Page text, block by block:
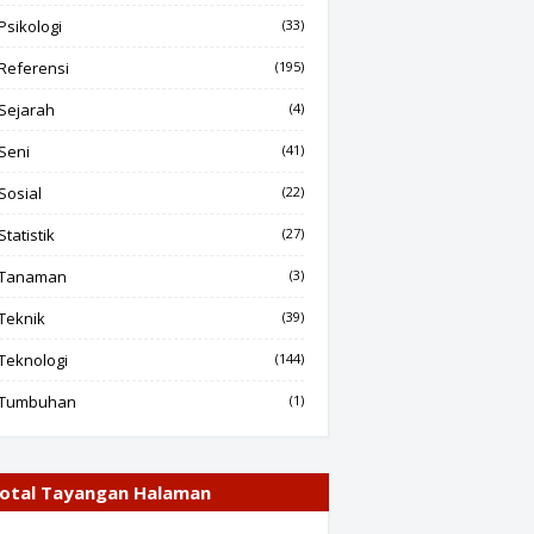
(33)
(195)
(4)
(41)
(22)
(27)
(3)
(39)
(144)
(1)
Tayangan Halaman